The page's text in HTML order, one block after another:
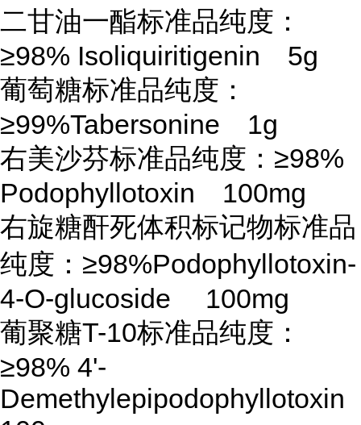
二甘油一酯标准品纯度：
≥98% Isoliquiritigenin 5g
葡萄糖标准品纯度：
≥99%Tabersonine 1g
右美沙芬标准品纯度： ≥98%
Podophyllotoxin 100mg
右旋糖酐死体积标记物标准品
纯度： ≥98%Podophyllotoxin-
4-O-glucoside 100mg
葡聚糖T-10标准品纯度：
≥98% 4'-